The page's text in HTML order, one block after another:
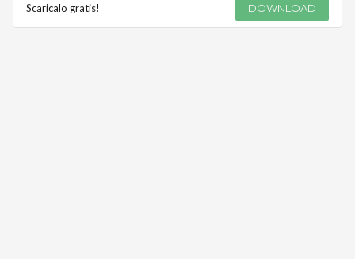
Scaricalo gratis! DOWNLOAD